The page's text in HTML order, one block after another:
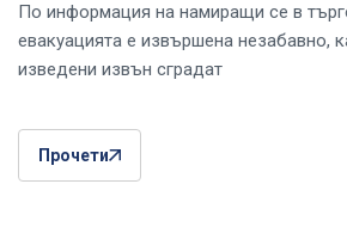
По информация на намиращи се в
евакуацията е извършена незабавно,
изведени извън сградат
Прочети